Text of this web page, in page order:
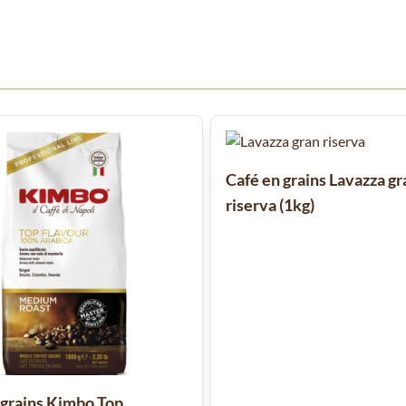
l'aide de la touche de tabulation. Vous pouvez sauter le
Café en grains Lavazza
riserva (1kg)